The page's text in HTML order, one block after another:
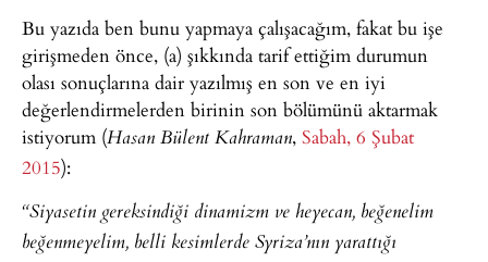
Bu yazıda ben bunu yapmaya çalışacağım, fakat bu işe
girişmeden önce, (a) şıkkında tarif ettiğim durumun
olası sonuçlarına dair yazılmış en son ve en iyi
değerlendirmelerden birinin son bölümünü aktarmak
istiyorum (Hasan Bülent Kahraman, Sabah, 6 Şubat
2015):
“Siyasetin gereksindiği dinamizm ve heyecan, beğenelim
beğenmeyelim, belli kesimlerde Syriza’nın yarattığı